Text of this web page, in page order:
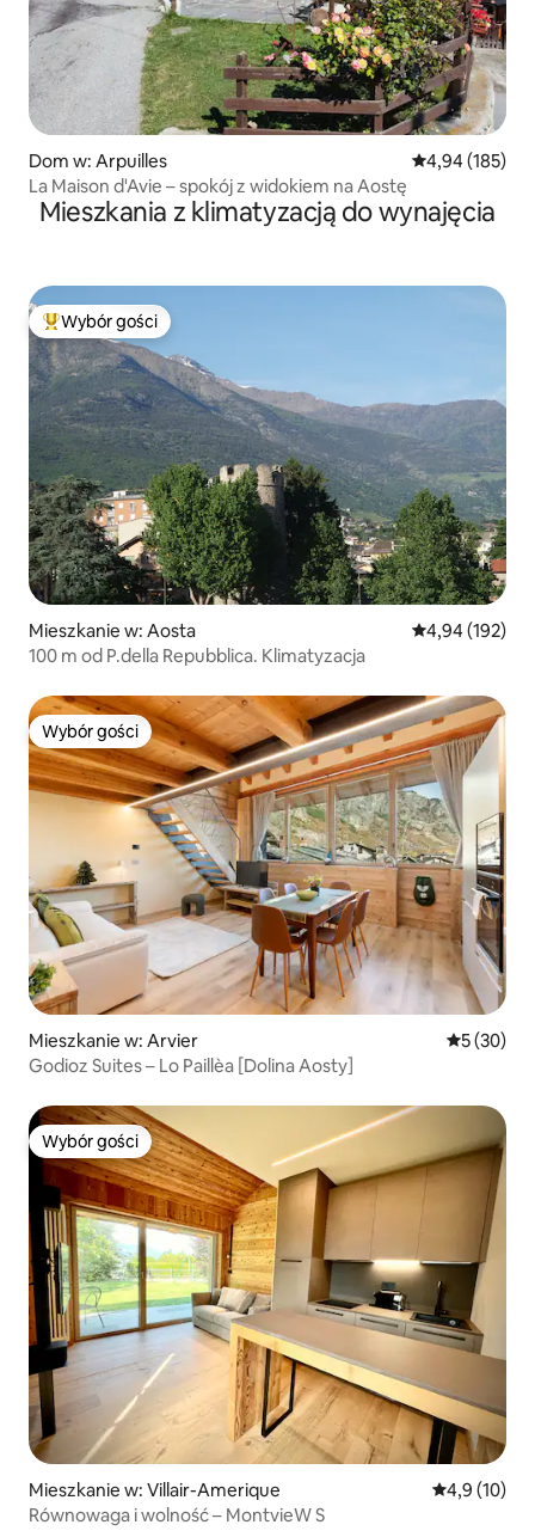
Dom w: Arpuilles Średnia
4,94 (185)
La Maison d'Avie – spokój z widokiem na Aostę
Mieszkania z klimatyzacją do wynajęcia
Najpopularniejsze z kategorii Wybór gości
Wybór gości
Mieszkanie w: Aosta Średnia
4,94 (192)
100 m od P.della Repubblica. Klimatyzacja
Wybór gości
Wybór gości
Mieszkanie w: Arvier Średnia
5 (30)
Godioz Suites – Lo Paillèa [Dolina Aosty]
Wybór gości
Wybór gości
Mieszkanie w: Villair-Amerique Średnia
4,9 (10)
Równowaga i wolność – MontvieW S